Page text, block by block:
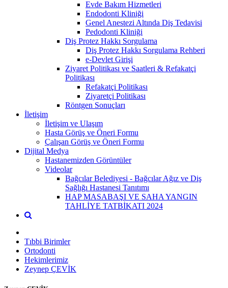
Evde Bakım Hizmetleri
Endodonti Kliniği
Genel Anestezi Altında Diş Tedavisi
Pedodonti Kliniği
Diş Protez Hakkı Sorgulama
Diş Protez Hakkı Sorgulama Rehberi
e-Devlet Girişi
Ziyaret Politikası ve Saatleri & Refakatçi
Politikası
Refakatçi Politikası
Ziyaretçi Politikası
Röntgen Sonuçları
İletişim
İletişim ve Ulaşım
Hasta Görüş ve Öneri Formu
Çalışan Görüş ve Öneri Formu
Dijital Medya
Hastanemizden Görüntüler
Videolar
Bağcılar Belediyesi - Bağcılar Ağız ve Diş
Sağlığı Hastanesi Tanıtımı
HAP MASABAŞI VE SAHA YANGIN
TAHLİYE TATBİKATI 2024
Tıbbi Birimler
Ortodonti
Hekimlerimiz
Zeynep ÇEVİK